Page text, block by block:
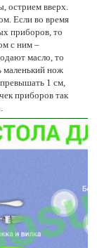
острием вверх.
Если во время
приборов, то
с ним –
масло, то
маленький нож
1 см,
приборов так